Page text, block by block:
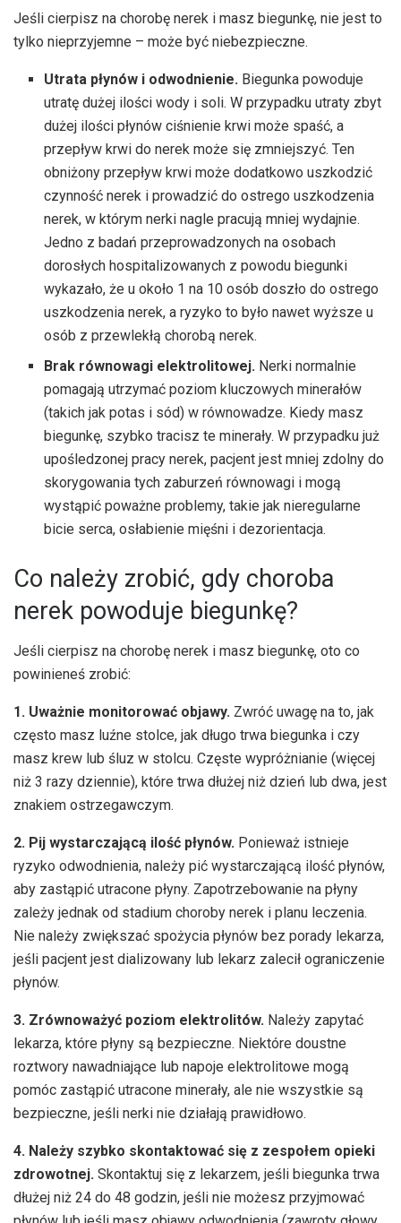
Jeśli cierpisz na chorobę nerek i masz biegunkę, nie jest to
tylko nieprzyjemne – może być niebezpieczne.
Utrata płynów i odwodnienie. Biegunka powoduje
utratę dużej ilości wody i soli. W przypadku utraty zbyt
dużej ilości płynów ciśnienie krwi może spaść, a
przepływ krwi do nerek może się zmniejszyć. Ten
obniżony przepływ krwi może dodatkowo uszkodzić
czynność nerek i prowadzić do ostrego uszkodzenia
nerek, w którym nerki nagle pracują mniej wydajnie.
Jedno z badań przeprowadzonych na osobach
dorosłych hospitalizowanych z powodu biegunki
wykazało, że u około 1 na 10 osób doszło do ostrego
uszkodzenia nerek, a ryzyko to było nawet wyższe u
osób z przewlekłą chorobą nerek.
Brak równowagi elektrolitowej. Nerki normalnie
pomagają utrzymać poziom kluczowych minerałów
(takich jak potas i sód) w równowadze. Kiedy masz
biegunkę, szybko tracisz te minerały. W przypadku już
upośledzonej pracy nerek, pacjent jest mniej zdolny do
skorygowania tych zaburzeń równowagi i mogą
wystąpić poważne problemy, takie jak nieregularne
bicie serca, osłabienie mięśni i dezorientacja.
Co należy zrobić, gdy choroba
nerek powoduje biegunkę?
Jeśli cierpisz na chorobę nerek i masz biegunkę, oto co
powinieneś zrobić:
1. Uważnie monitorować objawy. Zwróć uwagę na to, jak
często masz luźne stolce, jak długo trwa biegunka i czy
masz krew lub śluz w stolcu. Częste wypróżnianie (więcej
niż 3 razy dziennie), które trwa dłużej niż dzień lub dwa, jest
znakiem ostrzegawczym.
2. Pij wystarczającą ilość płynów. Ponieważ istnieje
ryzyko odwodnienia, należy pić wystarczającą ilość płynów,
aby zastąpić utracone płyny. Zapotrzebowanie na płyny
zależy jednak od stadium choroby nerek i planu leczenia.
Nie należy zwiększać spożycia płynów bez porady lekarza,
jeśli pacjent jest dializowany lub lekarz zalecił ograniczenie
płynów.
3. Zrównoważyć poziom elektrolitów. Należy zapytać
lekarza, które płyny są bezpieczne. Niektóre doustne
roztwory nawadniające lub napoje elektrolitowe mogą
pomóc zastąpić utracone minerały, ale nie wszystkie są
bezpieczne, jeśli nerki nie działają prawidłowo.
4. Należy szybko skontaktować się z zespołem opieki
zdrowotnej. Skontaktuj się z lekarzem, jeśli biegunka trwa
dłużej niż 24 do 48 godzin, jeśli nie możesz przyjmować